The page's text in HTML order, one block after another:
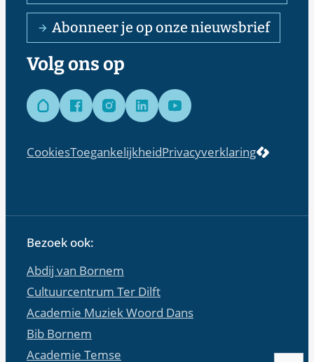
Abonneer je op onze nieuwsbrief
Volg ons op
HoplrFacebookInstagramLinkedInYouTube
CookiesToegankelijkheidPrivacyverklaring
Bezoek ook:
Abdij van Bornem
Cultuurcentrum Ter Dilft
Academie Muziek Woord Dans
Bib Bornem
Academie Temse